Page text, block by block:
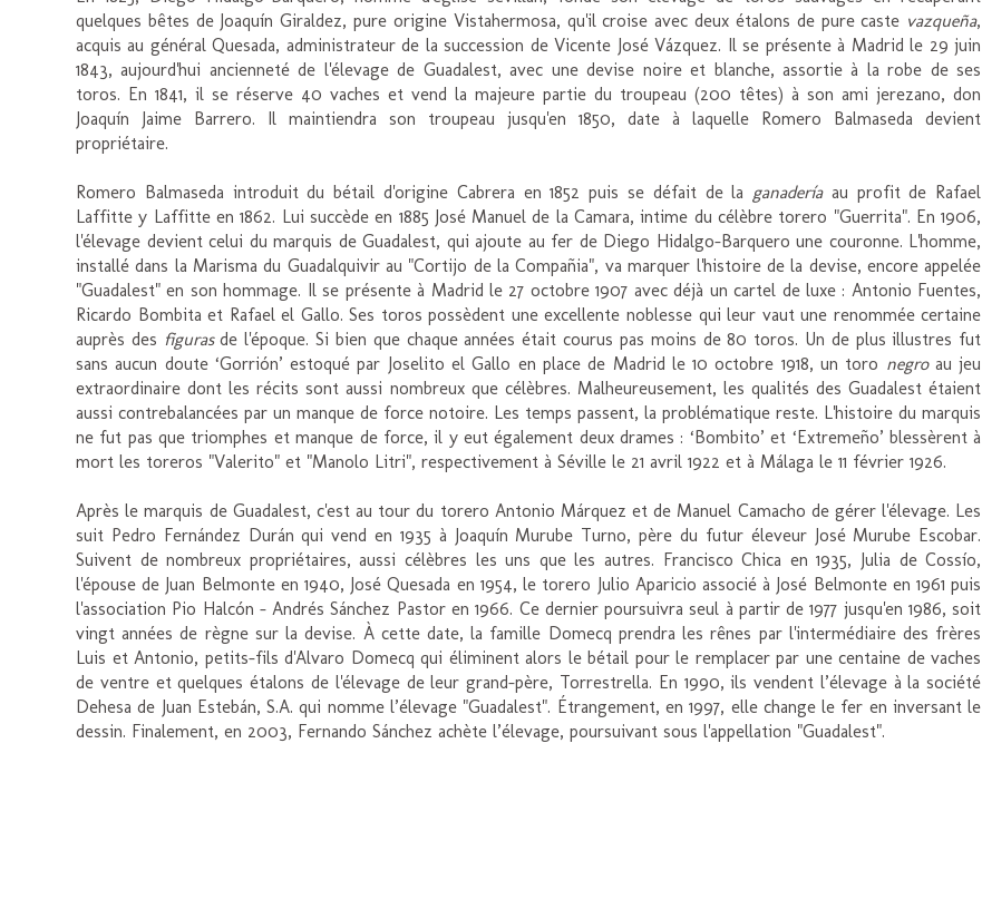
quelques bêtes de Joaquín Giraldez, pure origine Vistahermosa, qu'il croise avec deux étalons de pure caste vazqueña,
acquis au général Quesada, administrateur de la succession de Vicente José Vázquez. Il se présente à Madrid le 29 juin
1843, aujourd'hui ancienneté de l'élevage de Guadalest, avec une devise noire et blanche, assortie à la robe de ses
toros. En 1841, il se réserve 40 vaches et vend la majeure partie du troupeau (200 têtes) à son ami jerezano, don
Joaquín Jaime Barrero. Il maintiendra son troupeau jusqu'en 1850, date à laquelle Romero Balmaseda devient
propriétaire.
Romero Balmaseda introduit du bétail d'origine Cabrera en 1852 puis se défait de la ganaderíaau profit de Rafael
Laffitte y Laffitte en 1862. Lui succède en 1885 José Manuel de la Camara, intime du célèbre torero "Guerrita". En 1906,
l'élevage devient celui du marquis de Guadalest, qui ajoute au fer de Diego Hidalgo-Barquero une couronne. L'homme,
installé dans la Marisma du Guadalquivir au "Cortijo de la Compañia", va marquer l'histoire de la devise, encore appelée
"Guadalest" en son hommage. Il se présente à Madrid le 27 octobre 1907 avec déjà un cartel de luxe : Antonio Fuentes,
Ricardo Bombita et Rafael el Gallo. Ses toros possèdent une excellente noblesse qui leur vaut une renommée certaine
auprès des figurasde l'époque. Si bien que chaque années était courus pas moins de 80 toros. Un de plus illustres fut
sans aucun doute ‘Gorrión’ estoqué par Joselito el Gallo en place de Madrid le 10 octobre 1918, un toro negroau jeu
extraordinaire dont les récits sont aussi nombreux que célèbres. Malheureusement, les qualités des Guadalest étaient
aussi contrebalancées par un manque de force notoire. Les temps passent, la problématique reste. L'histoire du marquis
ne fut pas que triomphes et manque de force, il y eut également deux drames : ‘Bombito’ et ‘Extremeño’ blessèrent à
mort les toreros "Valerito" et "Manolo Litri", respectivement à Séville le 21 avril 1922 et à Málaga le 11 février 1926.
Après le marquis de Guadalest, c'est au tour du torero Antonio Márquez et de Manuel Camacho de gérer l'élevage. Les
suit Pedro Fernández Durán qui vend en 1935 à Joaquín Murube Turno, père du futur éleveur José Murube Escobar.
Suivent de nombreux propriétaires, aussi célèbres les uns que les autres. Francisco Chica en 1935, Julia de Cossío,
l'épouse de Juan Belmonte en 1940, José Quesada en 1954, le torero Julio Aparicio associé à José Belmonte en 1961 puis
l'association Pio Halcón - Andrés Sánchez Pastor en 1966. Ce dernier poursuivra seul à partir de 1977 jusqu'en 1986, soit
vingt années de règne sur la devise. À cette date, la famille Domecq prendra les rênes par l'intermédiaire des frères
Luis et Antonio, petits-fils d'Alvaro Domecq qui éliminent alors le bétail pour le remplacer par une centaine de vaches
de ventre et quelques étalons de l'élevage de leur grand-père, Torrestrella. En 1990, ils vendent l’élevage à la société
Dehesa de Juan Estebán, S.A. qui nomme l’élevage "Guadalest". Étrangement, en 1997, elle change le fer en inversant le
dessin. Finalement, en 2003, Fernando Sánchez achète l’élevage, poursuivant sous l'appellation "Guadalest".